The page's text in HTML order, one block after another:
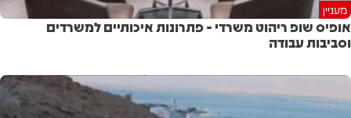
מעניין
אופיס שופ ריהוט משרדי - פתרונות איכותיים למשרדים
וסביבות עבודה